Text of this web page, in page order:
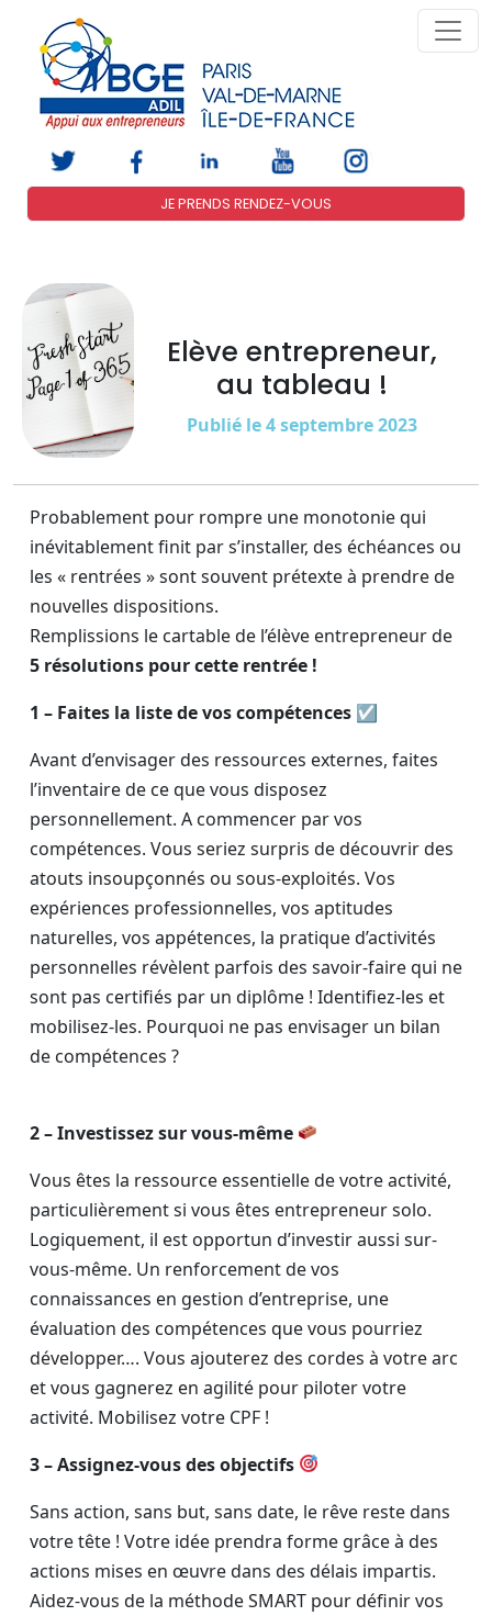
JE PRENDS RENDEZ-VOUS
Elève entrepreneur,
au tableau !
Publié le 4 septembre 2023
Probablement pour rompre une monotonie qui
inévitablement finit par s’installer, des échéances ou
les « rentrées » sont souvent prétexte à prendre de
nouvelles dispositions.
Remplissions le cartable de l’élève entrepreneur de
5 résolutions pour cette rentrée !
1 – Faites la liste de vos compétences ☑
Avant d’envisager des ressources externes, faites
l’inventaire de ce que vous disposez
personnellement. A commencer par vos
compétences. Vous seriez surpris de découvrir des
atouts insoupçonnés ou sous-exploités. Vos
expériences professionnelles, vos aptitudes
naturelles, vos appétences, la pratique d’activités
personnelles révèlent parfois des savoir-faire qui ne
sont pas certifiés par un diplôme ! Identifiez-les et
mobilisez-les. Pourquoi ne pas envisager un bilan
de compétences ?
2 – Investissez sur vous-même
Vous êtes la ressource essentielle de votre activité,
particulièrement si vous êtes entrepreneur solo.
Logiquement, il est opportun d’investir aussi sur-
vous-même. Un renforcement de vos
connaissances en gestion d’entreprise, une
évaluation des compétences que vous pourriez
développer…. Vous ajouterez des cordes à votre arc
et vous gagnerez en agilité pour piloter votre
activité. Mobilisez votre CPF !
3 – Assignez-vous des objectifs
Sans action, sans but, sans date, le rêve reste dans
votre tête ! Votre idée prendra forme grâce à des
actions mises en œuvre dans des délais impartis.
Aidez-vous de la méthode SMART pour définir vos